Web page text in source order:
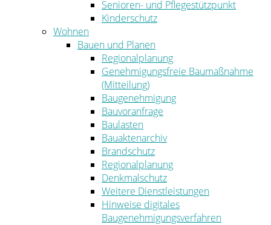
Senioren- und Pflegestützpunkt
Kinderschutz
Wohnen
Bauen und Planen
Regionalplanung
Genehmigungsfreie Baumaßnahme
(Mitteilung)
Baugenehmigung
Bauvoranfrage
Baulasten
Bauaktenarchiv
Brandschutz
Regionalplanung
Denkmalschutz
Weitere Dienstleistungen
Hinweise digitales
Baugenehmigungsverfahren